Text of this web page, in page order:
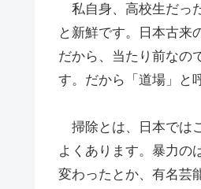
私自身、高校生だっ
と新鮮です。日本古来
だから、当たり前なの
す。だから「道場」と
掃除とは、日本では
よくあります。暴力の
変わったとか、有名芸